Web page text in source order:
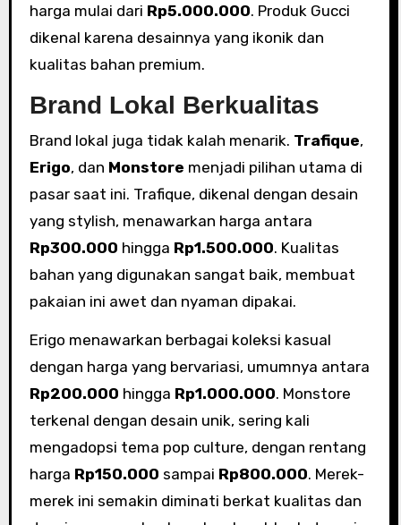
harga mulai dari Rp5.000.000. Produk Gucci
dikenal karena desainnya yang ikonik dan
kualitas bahan premium.
Brand Lokal Berkualitas
Brand lokal juga tidak kalah menarik. Trafique,
Erigo, dan Monstore menjadi pilihan utama di
pasar saat ini. Trafique, dikenal dengan desain
yang stylish, menawarkan harga antara
Rp300.000 hingga Rp1.500.000. Kualitas
bahan yang digunakan sangat baik, membuat
pakaian ini awet dan nyaman dipakai.
Erigo menawarkan berbagai koleksi kasual
dengan harga yang bervariasi, umumnya antara
Rp200.000 hingga Rp1.000.000. Monstore
terkenal dengan desain unik, sering kali
mengadopsi tema pop culture, dengan rentang
harga Rp150.000 sampai Rp800.000. Merek-
merek ini semakin diminati berkat kualitas dan